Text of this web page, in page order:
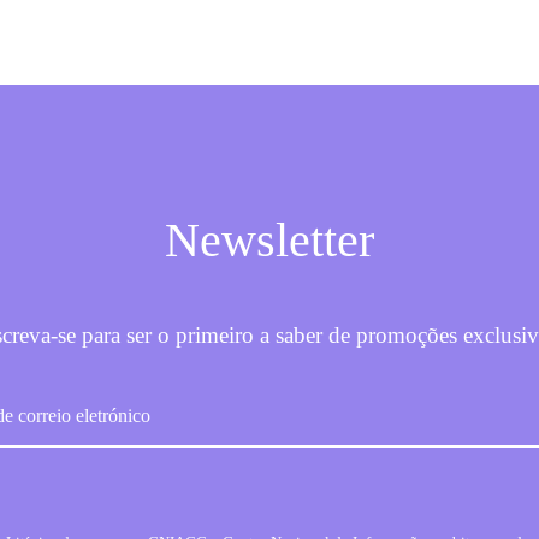
Newsletter
se para ser o primeiro a saber de promoções